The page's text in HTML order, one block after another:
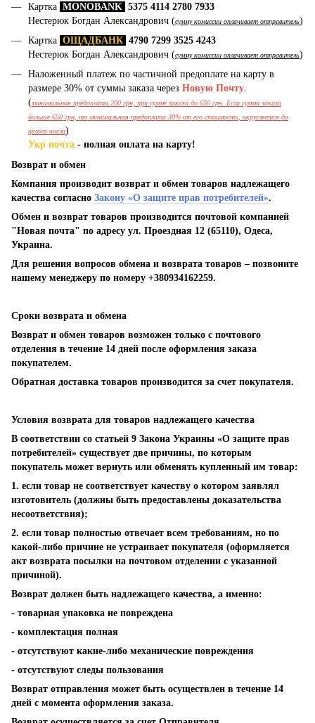
Картка MONOBANK 5375 4114 2780 7933
Нестерюк Богдан Александрович (сумму комиссии оплачивает отправитель)
Картка ОЩАДБАНК 4790 7299 3525 4243
Нестерюк Богдан Александрович (сумму комиссии оплачивает отправитель)
Наложенный платеж по частичной предоплате на карту в
размере 30% от суммы заказа через Новую Почту.
(минимальная предоплата 200 грн, при сумме заказа до 650 грн. Если сумма заказа
больше 650 грн, то минимальная предоплата 30% от его стоимости, округляется до
целого числа)
Укр почта - полная оплата на карту!
Возврат и обмен
Компания производит возврат и обмен товаров надлежащего
качества согласно Закону «О защите прав потребителей».
Обмен и возврат товаров производится почтовой компанией
"Новая почта" по адресу ул. Проездная 12 (65110), Одеса,
Украина.
Для решения вопросов обмена и возврата товаров – позвоните
нашему менеджеру по номеру +380934162259.
Сроки возврата и обмена
Возврат и обмен товаров возможен только с почтового
отделения в течение 14 дней после оформления заказа
покупателем.
Обратная доставка товаров производится за счет покупателя.
Условия возврата для товаров надлежащего качества
В соответствии со статьей 9 Закона Украины «О защите прав
потребителей» существует две причины, по которым
покупатель может вернуть или обменять купленный им товар:
1. если товар не соответствует качеству о котором заявлял
изготовитель (должны быть предоставлены доказательства
несоответствия);
2. если товар полностью отвечает всем требованиям, но по
какой-либо причине не устраивает покупателя (оформляется
акт возврата посылки на почтовом отделении с указанной
причиной).
Возврат должен быть надлежащего качества, а именно:
- товарная упаковка не повреждена
- комплектация полная
- отсутствуют какие-либо механические повреждения
- отсутствуют следы пользования
Возврат отправления может быть осуществлен в течение 14
дней с момента оформления заказа.